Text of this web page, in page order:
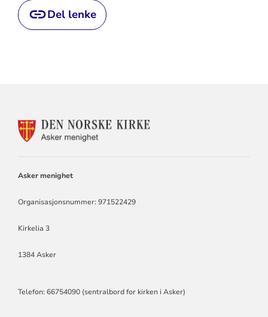
Del lenke
KONTAKTINFORMASJON
Asker menighet
Organisasjonsnummer: 971522429
Kirkelia 3
1384 Asker
Telefon: 66754090 (sentralbord for kirken i Asker)